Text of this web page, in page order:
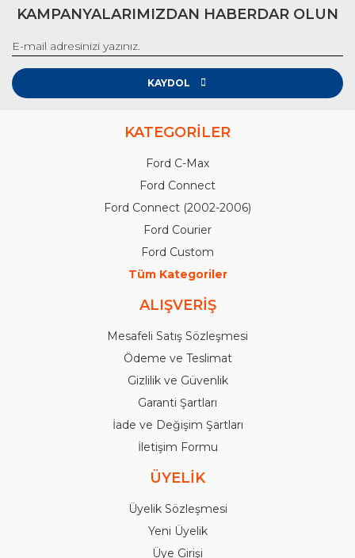
KAMPANYALARIMIZDAN HABERDAR OLUN
KAYDOL
KATEGORİLER
Ford C-Max
Ford Connect
Ford Connect (2002-2006)
Ford Courier
Ford Custom
Tüm Kategoriler
ALIŞVERİŞ
Mesafeli Satış Sözleşmesi
Ödeme ve Teslimat
Gizlilik ve Güvenlik
Garanti Şartları
İade ve Değişim Şartları
İletişim Formu
ÜYELİK
Üyelik Sözleşmesi
Yeni Üyelik
Üye Girişi